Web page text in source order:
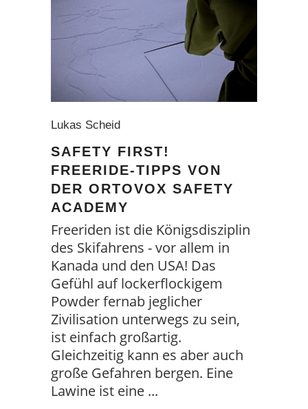
Lukas Scheid
SAFETY FIRST!
FREERIDE-TIPPS VON
DER ORTOVOX SAFETY
ACADEMY
Freeriden ist die Königsdisziplin
des Skifahrens - vor allem in
Kanada und den USA! Das
Gefühl auf lockerflockigem
Powder fernab jeglicher
Zivilisation unterwegs zu sein,
ist einfach großartig.
Gleichzeitig kann es aber auch
große Gefahren bergen. Eine
Lawine ist eine